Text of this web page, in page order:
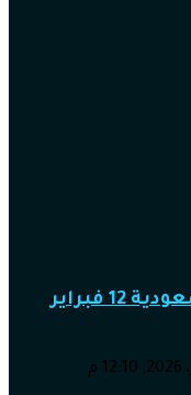
أسعار الذهب في مصر والسعودية 12 فبراير